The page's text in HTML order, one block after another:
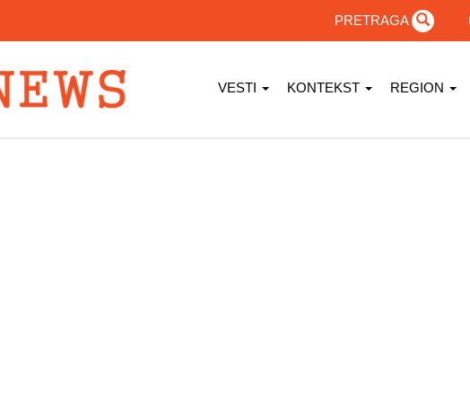
PRETRAGA
VESTI KONTEKST REGION